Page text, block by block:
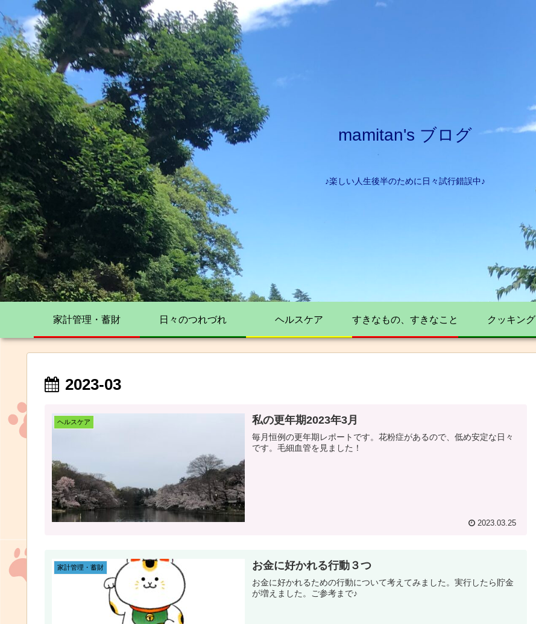
mamitan's ブログ
♪楽しい人生後半のために日々試行錯誤中♪
家計管理・蓄財 日々のつれづれ ヘルスケア すきなもの、すきなこと クッキング
2023-03
ヘルスケア 私の更年期2023年3月
毎月恒例の更年期レポートです。花粉症があるので、低め安定な日々
です。毛細血管を見ました！
2023.03.25
家計管理・蓄財 お金に好かれる行動３つ
お金に好かれるための行動について考えてみました。実行したら貯金
が増えました。ご参考まで♪